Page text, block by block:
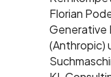
Florian
Generative
(Anthropic)